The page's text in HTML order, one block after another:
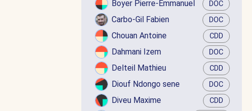
Boyer Pierre-Emmanuel DOC
Carbo-Gil Fabien DOC
Chouan Antoine CDD
Dahmani Izem DOC
Delteil Mathieu CDD
Diouf Ndongo sene DOC
Diveu Maxime CDD